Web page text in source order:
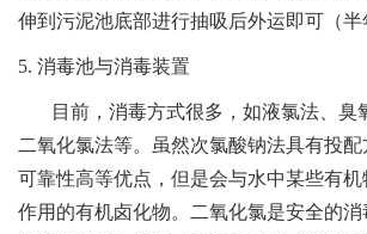
伸到污泥池底部进行抽吸后外运即可（半
5. 消毒池与消毒装置
目前，消毒方式很多，如液氯法、臭
二氧化氯法等。虽然次氯酸钠法具有投配
可靠性高等优点，但是会与水中某些有
作用的有机卤化物。二氧化氯是安全的